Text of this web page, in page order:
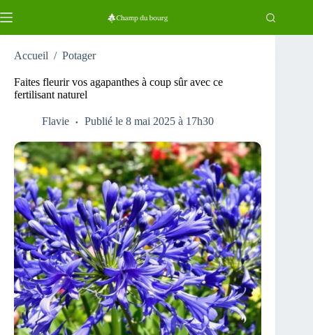
au
Accueil / Potager
Faites fleurir vos agapanthes à coup sûr avec ce
fertilisant naturel
Flavie Publié le 8 mai 2025 à 17h30